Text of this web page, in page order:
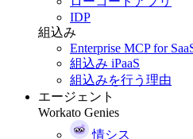
IDP
組込み
Enterprise MCP for
組込み iPaaS
組込みを行う理由
エージェント
Workato Genies
情シス